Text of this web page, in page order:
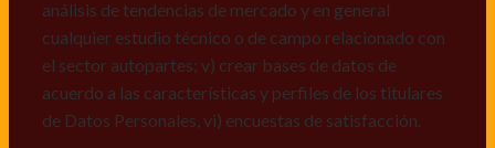
manifiesto que he sido informado sobre mis derechos
a conocer, actualizar, rectificar, suprimir, solicitar
prueba: i) de autorización y ii) finalidad, presentar
quejas y/o reclamos en canales de
atención: servicioalcliente@derco.com.coy en
análisis de tendencias de mercado y en general
cualquier estudio técnico o de campo relacionado con
el sector autopartes; v) crear bases de datos de
acuerdo a las características y perfiles de los titulares
de Datos Personales, vi) encuestas de satisfacción.